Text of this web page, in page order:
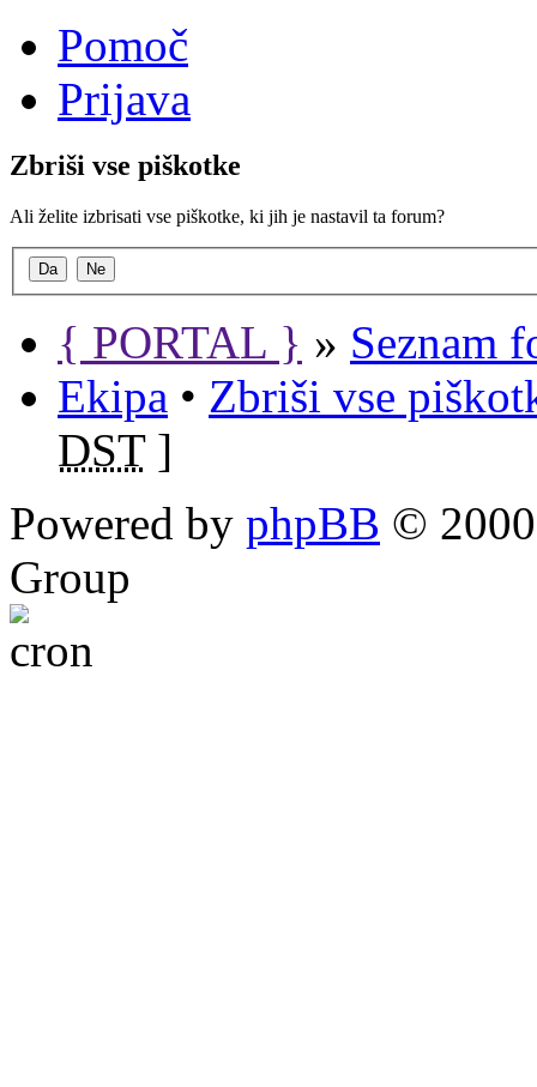
Pomoč
Prijava
Zbriši vse piškotke
Ali želite izbrisati vse piškotke, ki jih je nastavil ta forum?
{ PORTAL } » Seznam
Ekipa • Zbriši vse
DST]
Powered by phpBB ©
Group